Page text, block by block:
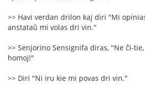
>> Havi verdan drilon kaj diri "Mi
anstataŭ mi volas dri vin."
>> Senjorino Sensignifa diras, "Ne ĉi-
homoj!"
>> Diri "Ni iru kie mi povas dri vin."